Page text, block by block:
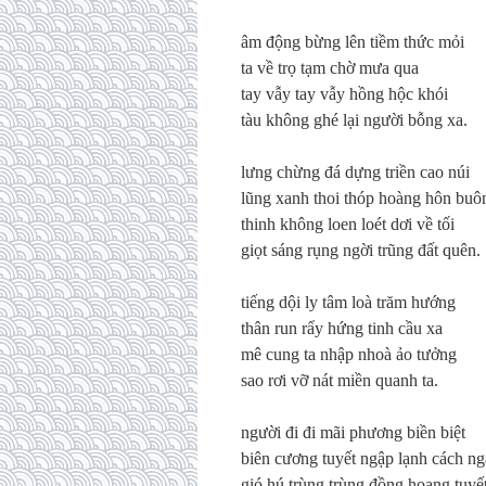
âm động bừng lên tiềm thức mỏi
ta về trọ tạm chờ mưa qua
tay vẫy tay vẫy hồng hộc khói
tàu không ghé lại người bỗng xa.
lưng chừng đá dựng triền cao núi
lũng xanh thoi thóp hoàng hôn
thinh không loen loét dơi về tối
giọt sáng rụng ngời trũng đất quên.
tiếng dội ly tâm loà trăm hướng
thân run rẩy hứng tinh cầu xa
mê cung ta nhập nhoà ảo tưởng
sao rơi vỡ nát miền quanh ta.
người đi đi mãi phương biền biệt
biên cương tuyết ngập lạnh cách